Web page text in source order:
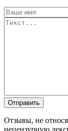
Отправить
Отзывы, не
нецензурную